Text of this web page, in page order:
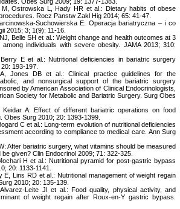
Ostrowska L, Hady HR et al.: Dietary habits of obese
Rocz Panstw Zakl Hig 2014; 65: 41-47.
Suchowierska E: Operacja bariatryczna – i co
2015; 3; 1(9): 11-16.
Belle SH et al.: Weight change and health outcomes at 3
individuals with severe obesity. JAMA 2013; 310:
E et al.: Nutritional deficiencies in bariatric surgery
193-197.
Jones DB et al.: Clinical practice guidelines for the
and nonsurgical support of the bariatric surgery
by American Association of Clinical Endocrinologists,
Society for Metabolic and Bariatric Surgery. Surg Obes
A: Effect of different bariatric operations on food
Obes Surg 2010; 20: 1393-1399.
C et al.: Long-term evolution of nutritional deficiencies
according to compliance to medical care. Ann Surg
After bariatric surgery, what vitamins should be measured
given? Clin Endocrinol 2009; 71: 322-325.
H et al.: Nutritional pyramid for post-gastric bypass
20: 1133-1141.
E, Lins RD et al.: Nutritional management of weight regain
2010; 20: 135-139.
Leite JI et al.: Food quality, physical activity, and
of weight regain after Roux-en-Y gastric bypass.